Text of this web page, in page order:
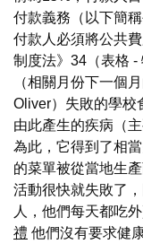
付款義務（以下簡
付款人必須將公共
制度法》34（表格 -
（相關月份下一個
Oliver）失敗的學校
由此產生的疾病（
為此，它得到了相
的菜單被從當地生
活動很快就失敗了
人，他們每天都吃
禮 他們沒有要求健